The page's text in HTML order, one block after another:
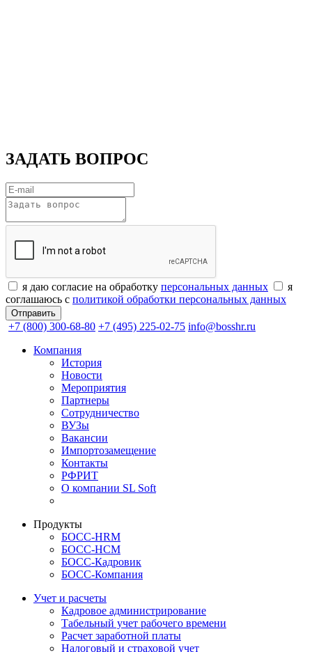
ЗАДАТЬ ВОПРОС
я даю согласие на обработку персональных данных
я
соглашаюсь с политикой обработки персональных данных
+7 (800) 300-68-80 +7 (495) 225-02-75 info@bosshr.ru
Компания
История
Новости
Мероприятия
Партнеры
Сотрудничество
ВУЗы
Вакансии
Импортозамещение
Контакты
РФРИТ
О компании SL Soft
Продукты
БОСС-HRM
БОСС-HCM
БОСС-Кадровик
БОСС-Компания
Учет и расчеты
Кадровое администрирование
Табельный учет рабочего времени
Расчет заработной платы
Налоговый и страховой учет